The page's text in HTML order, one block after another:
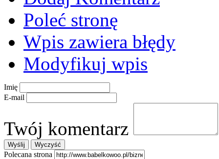
Poleć stronę
Wpis zawiera błędy
Modyfikuj wpis
Imię
E-mail
Twój komentarz
Polecana strona